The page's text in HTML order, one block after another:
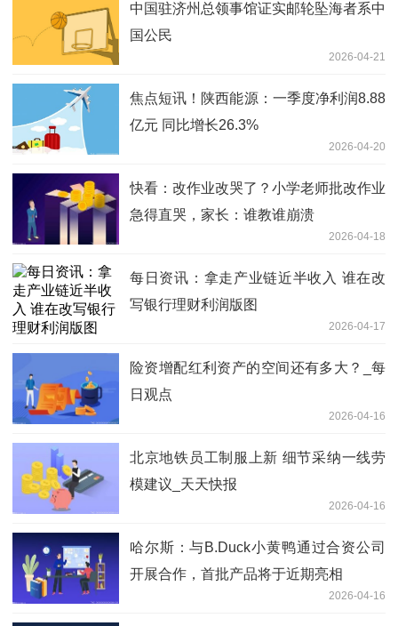
中国驻济州总领事馆证实邮轮坠海者系中
国公民
2026-04-21
焦点短讯！陕西能源：一季度净利润8.88
亿元 同比增长26.3%
2026-04-20
快看：改作业改哭了？小学老师批改作业
急得直哭，家长：谁教谁崩溃
2026-04-18
每日资讯：拿走产业链近半收入 谁在改
写银行理财利润版图
2026-04-17
险资增配红利资产的空间还有多大？_每
日观点
2026-04-16
北京地铁员工制服上新 细节采纳一线劳
模建议_天天快报
2026-04-16
哈尔斯：与B.Duck小黄鸭通过合资公司
开展合作，首批产品将于近期亮相
2026-04-16